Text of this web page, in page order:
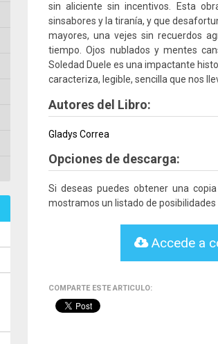
sin aliciente sin incentivos. Esta
sinsabores y la tiranía, y que
mayores, una vejes sin recuerdos
tiempo. Ojos nublados y mentes
Soledad Duele es una impactante
caracteriza, legible, sencilla que nos
Autores del Libro:
Gladys Correa
Opciones de descarga:
Si deseas puedes obtener una
mostramos un listado de
Accede a
COMPARTE ESTE ARTICULO: